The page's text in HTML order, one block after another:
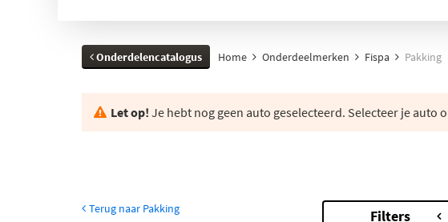
Onderdelencatalogus Home Onderdeelmerken Fispa Pakking
Let op! Je hebt nog geen auto geselecteerd. Selecteer je
Terug naar Pakking Filters